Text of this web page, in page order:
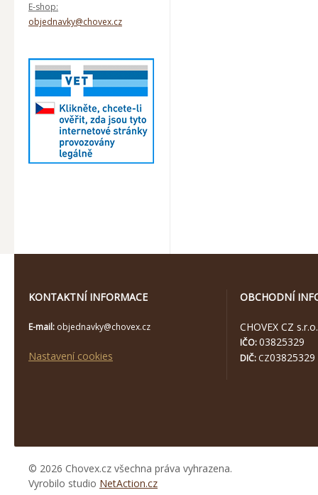
E-shop:
objednavky@chovex.cz
KONTAKTNÍ INFORMACE
E-mail: objednavky@chovex.cz
Nastavení cookies
OBCHODNÍ
CHOVEX CZ s.r.o.
IČO:03825329
DIČ: CZ03825329
© 2026 Chovex.cz všechna práva vyhrazena.
Vyrobilo studio NetAction.cz